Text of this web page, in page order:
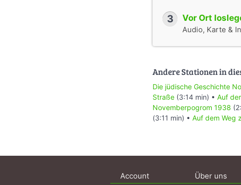
3 Vor Ort
Audio, Karte &
Andere Stationen in
Die jüdische Geschichte
Straße (3:14 min) • Auf
Novemberpogrom 1938
(3:11 min) • Auf dem Weg
Account Über uns